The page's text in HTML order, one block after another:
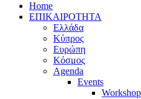
Home
ΕΠΙΚΑΙΡΟΤΗΤΑ
Ελλάδα
Κύπρος
Ευρώπη
Κόσμος
Agenda
Events